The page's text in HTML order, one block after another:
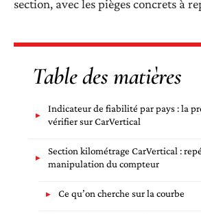
section, avec les pièges concrets à
Table des matières
Indicateur de fiabilité par pays : la
vérifier sur CarVertical
Section kilométrage CarVertical :
manipulation du compteur
Ce qu’on cherche sur la courbe